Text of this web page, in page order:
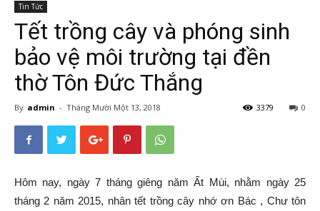
Phúc
-
Tin Tức
Tết trồng cây và phóng sinh
bảo vệ môi trường tại đền
thờ Tôn Đức Thắng
By admin - Tháng Mười Một 13, 2018 0
3379
Hôm nay, ngày 7 tháng giêng năm Ất Mùi, nhằm ngày 25
tháng 2 năm 2015, nhân tết trồng cây nhớ ơn Bác , Chư tôn